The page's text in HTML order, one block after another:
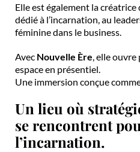
Elle est également la créatrice
dédié à l’incarnation, au
féminine dans le business.
Avec Nouvelle Ère, elle
espace en présentiel.
Une immersion conçue
Un lieu où
se rencontrent
l’incarnation.